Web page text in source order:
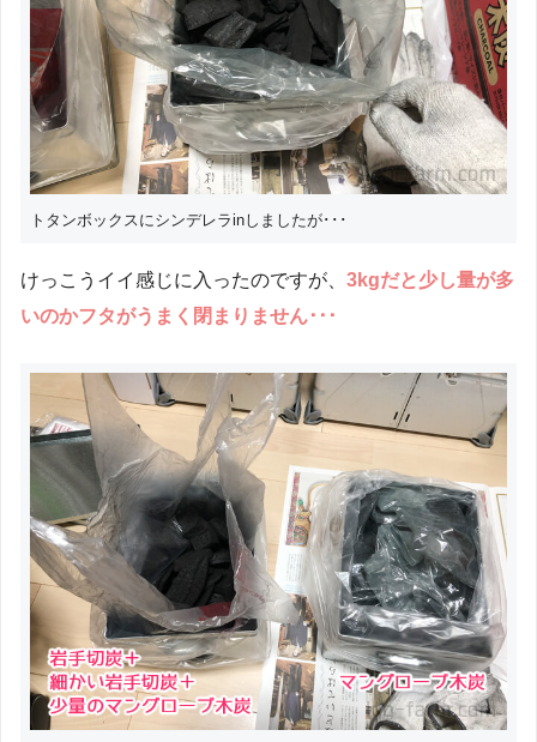
トタンボックスにシンデレラinしましたが･･･
けっこうイイ感じに入ったのですが、 3kgだと少し量が多
いのかフタがうまく閉まりません･･･